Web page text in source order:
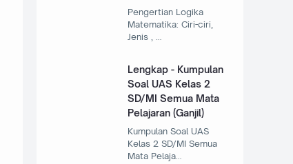
Pengertian Logika
Matematika: Ciri-ciri,
Jenis , …
Lengkap - Kumpulan
Soal UAS Kelas 2
SD/MI Semua Mata
Pelajaran (Ganjil)
Kumpulan Soal UAS
Kelas 2 SD/MI Semua
Mata Pelaja…